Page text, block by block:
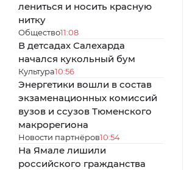
лениться и носить красную
нитку
Общество11:08
В детсадах Салехарда
начался кукольный бум
Культура10:56
Энергетики вошли в состав
экзаменационных комиссий
вузов и ссузов Тюменского
макрорегиона
Новости партнёров10:54
На Ямале лишили
российского гражданства